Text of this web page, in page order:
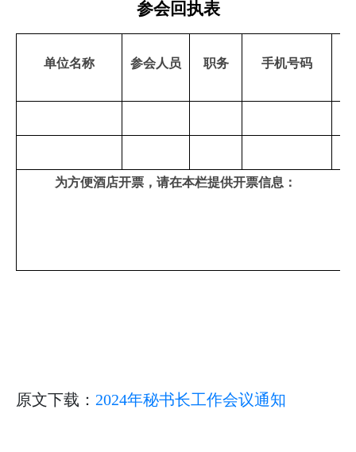
参会回执表
单位名称 参会人员 职务
手机号码
为方便酒店开票，请在本栏提供开票信息：
原文下载： 2024年秘书长工作会议通知